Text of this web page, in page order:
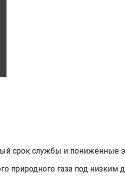
срок службы и пониженные
природного газа под низким